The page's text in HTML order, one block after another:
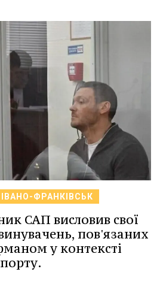
ІВАНО-ФРАНКІВСЬК
САП висловив свої
пов'язаних
у контексті